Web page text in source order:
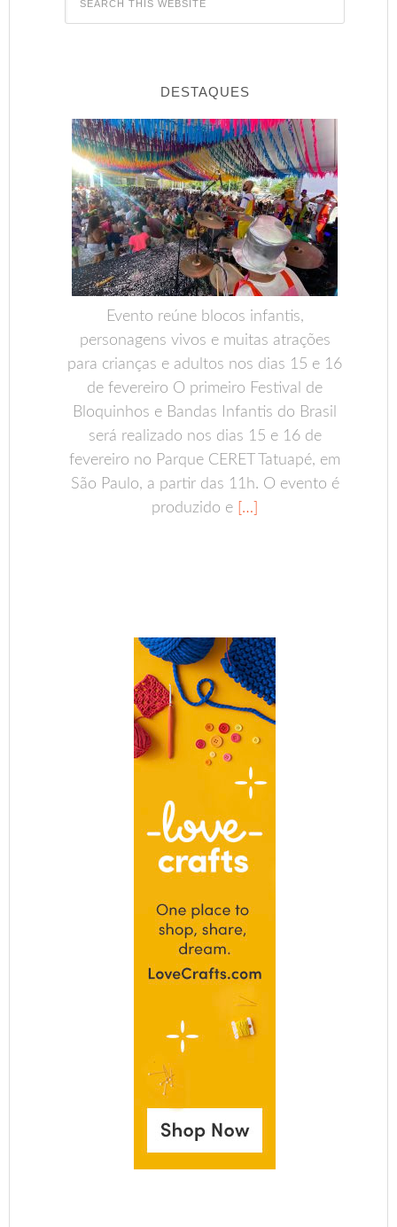
DESTAQUES
Evento reúne blocos infantis,
personagens vivos e muitas atrações
para crianças e adultos nos dias 15 e 16
de fevereiro O primeiro Festival de
Bloquinhos e Bandas Infantis do Brasil
será realizado nos dias 15 e 16 de
fevereiro no Parque CERET Tatuapé, em
São Paulo, a partir das 11h. O evento é
produzido e […]